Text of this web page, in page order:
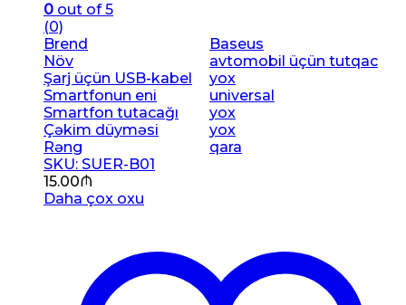
0 out of 5
(0)
Brend
Baseus
Növ
avtomobil üçün tutqac
Şarj üçün USB-kabel
yox
Smartfonun eni
universal
Smartfon tutacağı
yox
Çəkim düyməsi
yox
Rəng
qara
SKU: SUER-B01
15.00₼
Daha çox oxu